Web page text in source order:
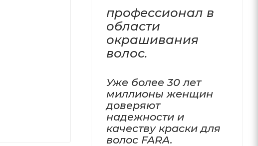
профессионал в
области
окрашивания
волос.
Уже более 30 лет
миллионы женщин
доверяют
надежности и
качеству краски для
волос FARA.